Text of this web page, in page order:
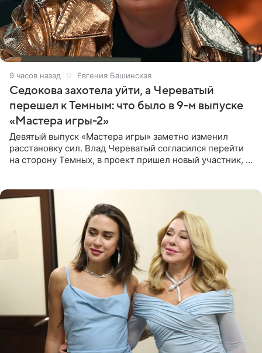
9 часов назад Евгения Башинская
Седокова захотела уйти, а Череватый
перешел к Темным: что было в 9-м выпуске
«Мастера игры-2»
Девятый выпуск «Мастера игры» заметно изменил
расстановку сил. Влад Череватый согласился перейти
на сторону Темных, в проект пришел новый участник, а